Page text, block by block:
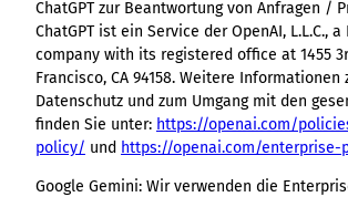
ChatGPT zur Beantwortung von Anfragen /
ChatGPT ist ein Service der OpenAI, L.L.C., a
company with its registered office at 1455
Francisco, CA 94158. Weitere Informationen
Datenschutz und zum Umgang mit den
finden Sie unter: https://openai.com/
policy/ und https://openai.com/enterprise-
Google Gemini: Wir verwenden die